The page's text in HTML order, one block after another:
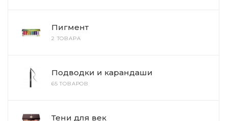
Пигмент
2 ТОВАРА
Подводки и карандаши
65 ТОВАРОВ
Тени для век